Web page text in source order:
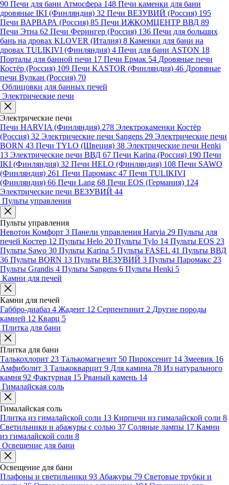
90 Печи для бани Атмосфера 148 Печи каменки для бани
дровяные IKI (Финляндия) 32 Печи ВЕЗУВИЙ (Россия) 195
Печи ВАРВАРА (Россия) 85 Печи ИЖКОМЦЕНТР ВВД 89
Печи Этна 62 Печи Ферингер (Россия) 136 Печи для больших
бань на дровах KLOVER (Италия) 8 Каменки для бани на
дровах TULIKIVI (Финляндия) 4 Печи для бани ASTON 18
Порталы для банной печи 17 Печи Ермак 54 Дровяные печи
Костёр (Россия) 109 Печи KASTOR (Финляндия) 46 Дровяные
печи Вулкан (Россия) 70
Облицовки для банных печей
Электрические печи
Электрические печи
Печи HARVIA (Финляндия) 278 Электрокаменки Костёр
(Россия) 32 Электрические печи Sangens 29 Электрические печи
BORN 43 Печи TYLO (Швеция) 38 Электрические печи Henki
13 Электрические печи ВВД 67 Печи Karina (Россия) 190 Печи
IKI (Финляндия) 32 Печи HELO (Финляндия) 108 Печи SAWO
(Финляндия) 261 Печи Паромакс 47 Печи TULIKIVI
(Финляндия) 66 Печи Lang 68 Печи EOS (Германия) 124
Электрические печи ВЕЗУВИЙ 44
Пульты управления
Пульты управления
Невотон Комфорт 3 Панели управления Harvia 29 Пульты для
печей Костер 12 Пульты Helo 20 Пульты Tylo 14 Пульты EOS 23
Пульты Sawo 30 Пульты Karina 5 Пульты FASEL 41 Пульты ВВД
36 Пульты BORN 13 Пульты ВЕЗУВИЙ 3 Пульты Паромакс 23
Пульты Grandis 4 Пульты Sangens 6 Пульты Henki 5
Камни для печей
Камни для печей
Габбро-диабаз 4 Жадеит 12 Серпентинит 2 Другие породы
камней 12 Кварц 5
Плитка для бани
Плитка для бани
Талькохлорит 23 Талькомагнезит 50 Пироксенит 14 Змеевик 16
Амфиболит 3 Талькокварцит 9 Для камина 78 Из натурального
камня 92 Фактурная 15 Рваный камень 14
Гималайская соль
Гималайская соль
Плитка из гималайской соли 13 Кирпичи из гималайской соли 8
Светильники и абажуры с солью 37 Соляные лампы 17 Камни
из гималайской соли 8
Освещение для бани
Освещение для бани
Плафоны и светильники 93 Абажуры 79 Световые трубки и